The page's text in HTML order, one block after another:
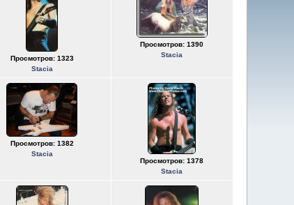
Просмотров: 1323
Stacia
Просмотров: 1390
Stacia
Просмотров: 1382
Stacia
Просмотров: 1378
Stacia